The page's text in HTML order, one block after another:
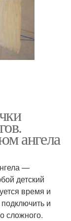
ангела
—
детский
время и
и
сложного.